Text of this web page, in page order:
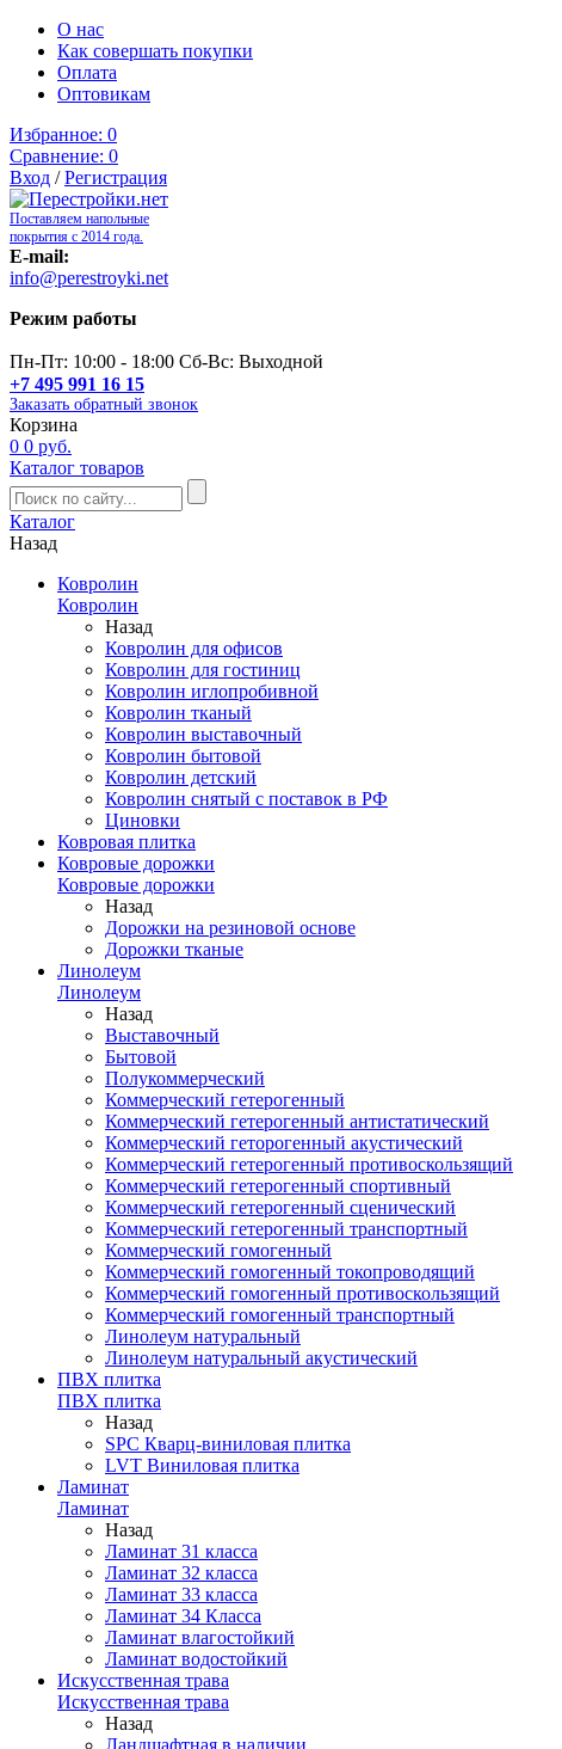
О нас
Как совершать покупки
Оплата
Оптовикам
Избранное: 0
Сравнение: 0
Вход /Регистрация
Поставляем напольные
покрытия с 2014 года.
E-mail:
info@perestroyki.net
Режим работы
Пн-Пт: 10:00 - 18:00 Сб-Вс: Выходной
+7 495 991 16 15
Заказать обратный звонок
Корзина
0 0 руб.
Каталог товаров
Каталог
Назад
Ковролин
Ковролин
Назад
Ковролин для офисов
Ковролин для гостиниц
Ковролин иглопробивной
Ковролин тканый
Ковролин выставочный
Ковролин бытовой
Ковролин детский
Ковролин снятый с поставок в РФ
Циновки
Ковровая плитка
Ковровые дорожки
Ковровые дорожки
Назад
Дорожки на резиновой основе
Дорожки тканые
Линолеум
Линолеум
Назад
Выставочный
Бытовой
Полукоммерческий
Коммерческий гетерогенный
Коммерческий гетерогенный антистатический
Коммерческий геторогенный акустический
Коммерческий гетерогенный противоскользящий
Коммерческий гетерогенный спортивный
Коммерческий гетерогенный сценический
Коммерческий гетерогенный транспортный
Коммерческий гомогенный
Коммерческий гомогенный токопроводящий
Коммерческий гомогенный противоскользящий
Коммерческий гомогенный транспортный
Линолеум натуральный
Линолеум натуральный акустический
ПВХ плитка
ПВХ плитка
Назад
SPC Кварц-виниловая плитка
LVT Виниловая плитка
Ламинат
Ламинат
Назад
Ламинат 31 класса
Ламинат 32 класса
Ламинат 33 класса
Ламинат 34 Класса
Ламинат влагостойкий
Ламинат водостойкий
Искусственная трава
Искусственная трава
Назад
Ландшафтная в наличии